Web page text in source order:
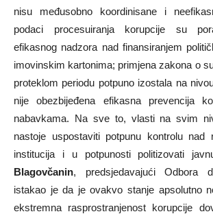
nisu međusobno koordinisane i
podaci procesuiranja korupcije su
efikasnog nadzora nad finansiranjem
imovinskim kartonima; primjena zakona o
proteklom periodu potpuno izostala na
nije obezbijeđena efikasna prevencija
nabavkama. Na sve to, vlasti na svim
nastoje uspostaviti potpunu kontrolu nad
institucija i u potpunosti politizovati
Blagovčanin, predsjedavajući Odbora
istakao je da je ovakvo stanje apsolutno
ekstremna rasprostranjenost korupcije